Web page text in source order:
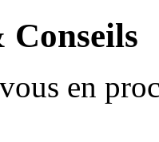
Conseils
en